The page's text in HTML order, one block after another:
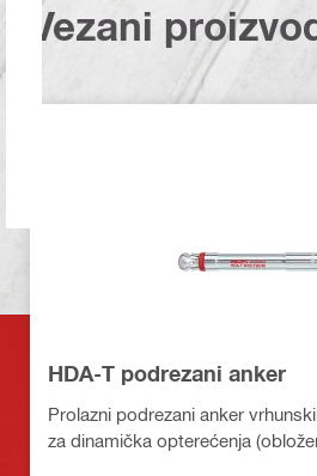
Vezani
HDA-T podrezani anker
Prolazni podrezani anker
za dinamička opterećenja